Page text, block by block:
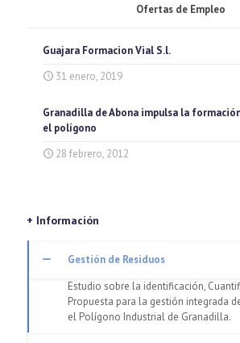
Ofertas de Empleo
Guajara Formacion Vial S.l.
31 enero, 2019
Granadilla de Abona impulsa la
el polígono
28 febrero, 2012
+ Información
Gestión de Residuos
Estudio sobre la identificación,
Propuesta para la gestión integrada
el Polígono Industrial de Granadilla.